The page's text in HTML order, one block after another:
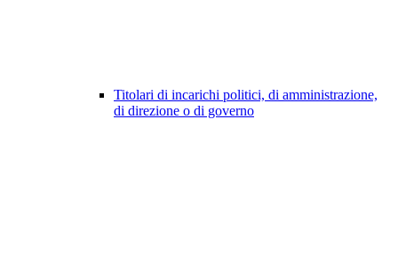
Titolari di incarichi politici, di amministrazione,
di direzione o di governo